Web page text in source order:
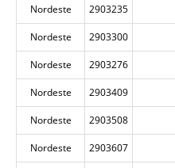
Nordeste 2903235
Nordeste 2903300
Nordeste 2903276
Nordeste 2903409
Nordeste 2903508
Nordeste 2903607